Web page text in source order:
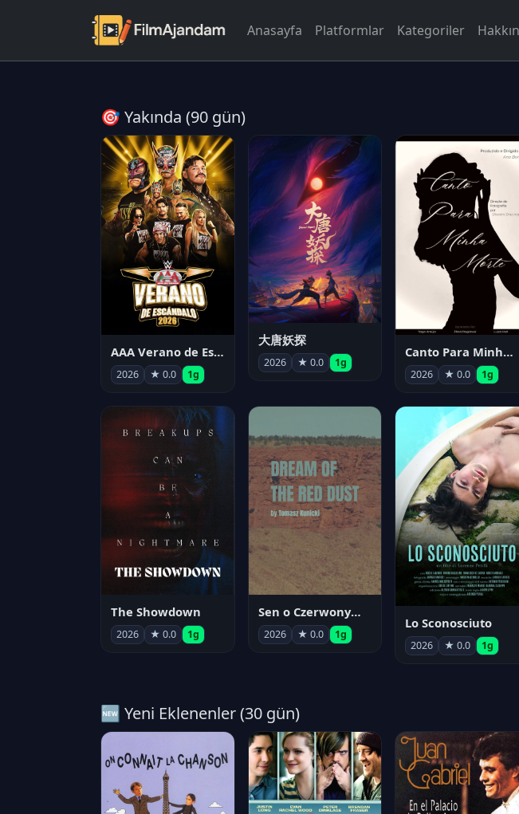
Anasayfa Platformlar Kategoriler
🎯 Yakında (90 gün)
AAA Verano de Escándalo 2026 - Week 3
2026 ★ 0.0 1g
大唐妖探
2026 ★ 0.0 1g
Canto Para Minha Morte
2026 ★ 0.0 1g
The Showdown
2026 ★ 0.0 1g
Sen o Czerwonym Pyle
2026 ★ 0.0 1g
Lo Sconosciuto
2026 ★ 0.0 1g
🆕 Yeni Eklenenler (30 gün)